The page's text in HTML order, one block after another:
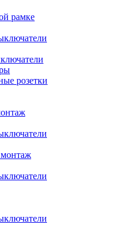
рамке
розетки